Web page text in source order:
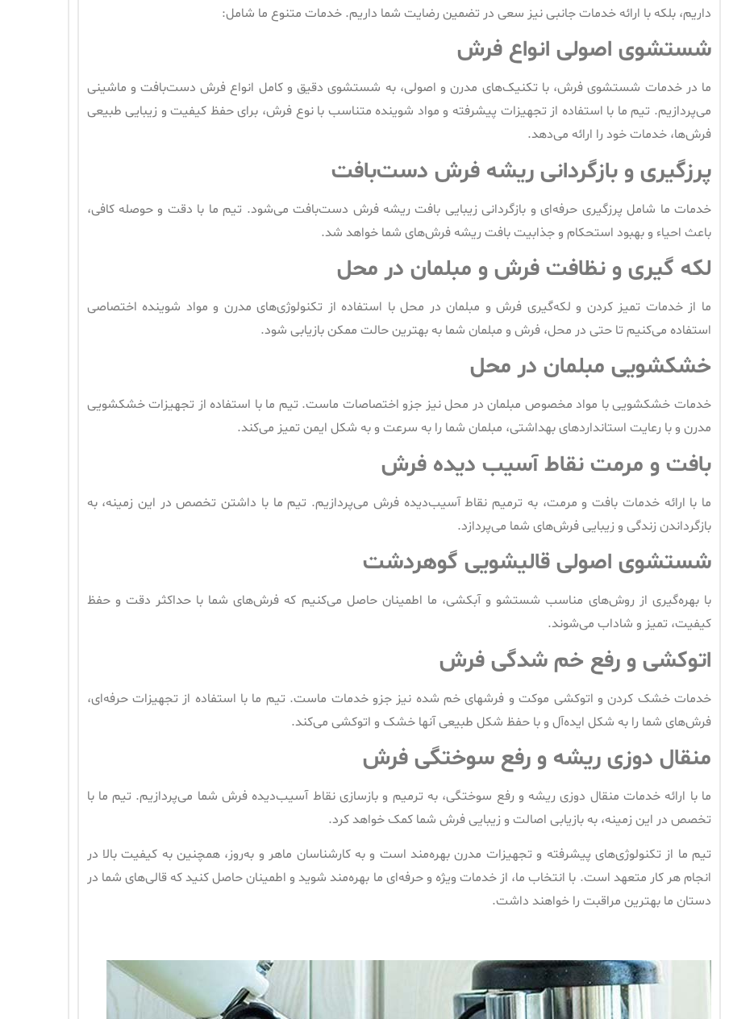
داریم، بلکه با ارائه خدمات جانبی نیز سعی در تضمین رضایت شما داریم. خدمات متنوع ما شامل:
شستشوی اصولی انواع فرش
ما در خدمات شستشوی فرش، با تکنیک‌های مدرن و اصولی، به شستشوی دقیق و کامل انواع فرش دست‌بافت و ماشینی
می‌پردازیم. تیم ما با استفاده از تجهیزات پیشرفته و مواد شوینده متناسب با نوع فرش، برای حفظ کیفیت و زیبایی طبیعی
فرش‌ها، خدمات خود را ارائه می‌دهد.
پرزگیری و بازگردانی ریشه فرش دست‌بافت
خدمات ما شامل پرزگیری حرفه‌ای و بازگردانی زیبایی بافت ریشه فرش دست‌بافت می‌شود. تیم ما با دقت و حوصله کافی،
باعث احیاء و بهبود استحکام و جذابیت بافت ریشه فرش‌های شما خواهد شد.
لکه گیری و نظافت فرش و مبلمان در محل
ما از خدمات تمیز کردن و لکه‌گیری فرش و مبلمان در محل با استفاده از تکنولوژی‌های مدرن و مواد شوینده اختصاصی
استفاده می‌کنیم تا حتی در محل، فرش و مبلمان شما به بهترین حالت ممکن بازیابی شود.
خشکشویی مبلمان در محل
خدمات خشکشویی با مواد مخصوص مبلمان در محل نیز جزو اختصاصات ماست. تیم ما با استفاده از تجهیزات خشکشویی
مدرن و با رعایت استانداردهای بهداشتی، مبلمان شما را به سرعت و به شکل ایمن تمیز می‌کند.
بافت و مرمت نقاط آسیب دیده فرش
ما با ارائه خدمات بافت و مرمت، به ترمیم نقاط آسیب‌دیده فرش می‌پردازیم. تیم ما با داشتن تخصص در این زمینه، به
بازگرداندن زندگی و زیبایی فرش‌های شما می‌پردازد.
شستشوی اصولی قالیشویی گوهردشت
با بهره‌گیری از روش‌های مناسب شستشو و آبکشی، ما اطمینان حاصل می‌کنیم که فرش‌های شما با حداکثر دقت و حفظ
کیفیت، تمیز و شاداب می‌شوند.
اتوکشی و رفع خم شدگی فرش
خدمات خشک کردن و اتوکشی موکت و فرشهای خم شده نیز جزو خدمات ماست. تیم ما با استفاده از تجهیزات حرفه‌ای،
فرش‌های شما را به شکل ایده‌آل و با حفظ شکل طبیعی آنها خشک و اتوکشی می‌کند.
منقال دوزی ریشه و رفع سوختگی فرش
ما با ارائه خدمات منقال دوزی ریشه و رفع سوختگی، به ترمیم و بازسازی نقاط آسیب‌دیده فرش شما می‌پردازیم. تیم ما با
تخصص در این زمینه، به بازیابی اصالت و زیبایی فرش شما کمک خواهد کرد.
تیم ما از تکنولوژی‌های پیشرفته و تجهیزات مدرن بهره‌مند است و به کارشناسان ماهر و به‌روز، همچنین به کیفیت بالا در
انجام هر کار متعهد است. با انتخاب ما، از خدمات ویژه و حرفه‌ای ما بهره‌مند شوید و اطمینان حاصل کنید که قالی‌های شما در
دستان ما بهترین مراقبت را خواهند داشت.